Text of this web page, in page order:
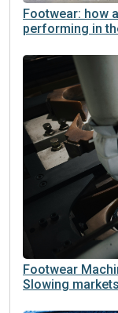
Footwear: how
performing in
Footwear
Slowing